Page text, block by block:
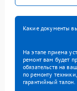
Какие документы
На этапе приема
ремонт вам будет
обязательств на
по ремонту
гарантийный талон.